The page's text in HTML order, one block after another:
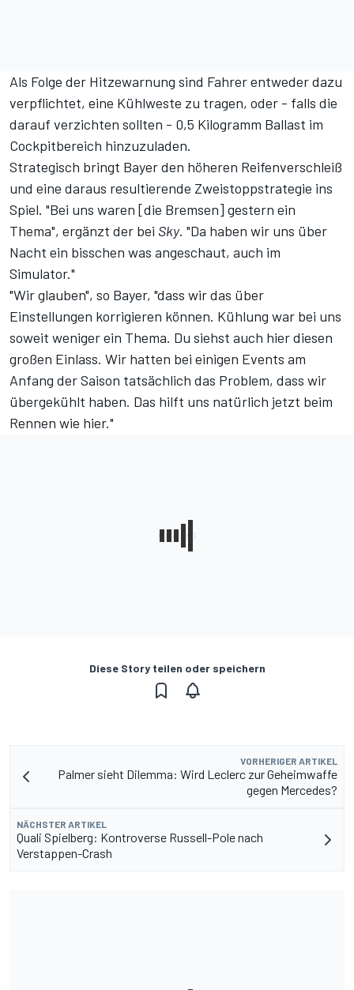
Als Folge der Hitzewarnung sind Fahrer entweder dazu
verpflichtet, eine Kühlweste zu tragen, oder - falls die
darauf verzichten sollten - 0,5 Kilogramm Ballast im
Cockpitbereich hinzuzuladen.
Strategisch bringt Bayer den höheren Reifenverschleiß
und eine daraus resultierende Zweistoppstrategie ins
Spiel. "Bei uns waren [die Bremsen] gestern ein
Thema", ergänzt der bei Sky. "Da haben wir uns über
Nacht ein bisschen was angeschaut, auch im
Simulator."
"Wir glauben", so Bayer, "dass wir das über
Einstellungen korrigieren können. Kühlung war bei uns
soweit weniger ein Thema. Du siehst auch hier diesen
großen Einlass. Wir hatten bei einigen Events am
Anfang der Saison tatsächlich das Problem, dass wir
übergekühlt haben. Das hilft uns natürlich jetzt beim
Rennen wie hier."
Diese Story teilen oder speichern
VORHERIGER ARTIKEL
Palmer sieht Dilemma: Wird Leclerc zur Geheimwaffe
gegen Mercedes?
NÄCHSTER ARTIKEL
Quali Spielberg: Kontroverse Russell-Pole nach
Verstappen-Crash